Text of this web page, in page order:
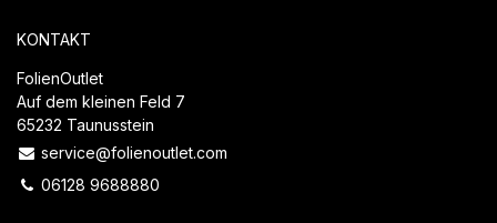
KONTAKT
FolienOutlet
Auf dem kleinen Feld 7
65232 Taunusstein
service@folienoutlet.com
06128 9688880